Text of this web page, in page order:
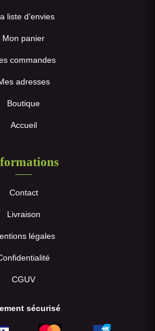
liste d’envies
Mon panier
commandes
adresses
Boutique
Accueil
Contact
Livraison
légales
CGUV
sécurisé